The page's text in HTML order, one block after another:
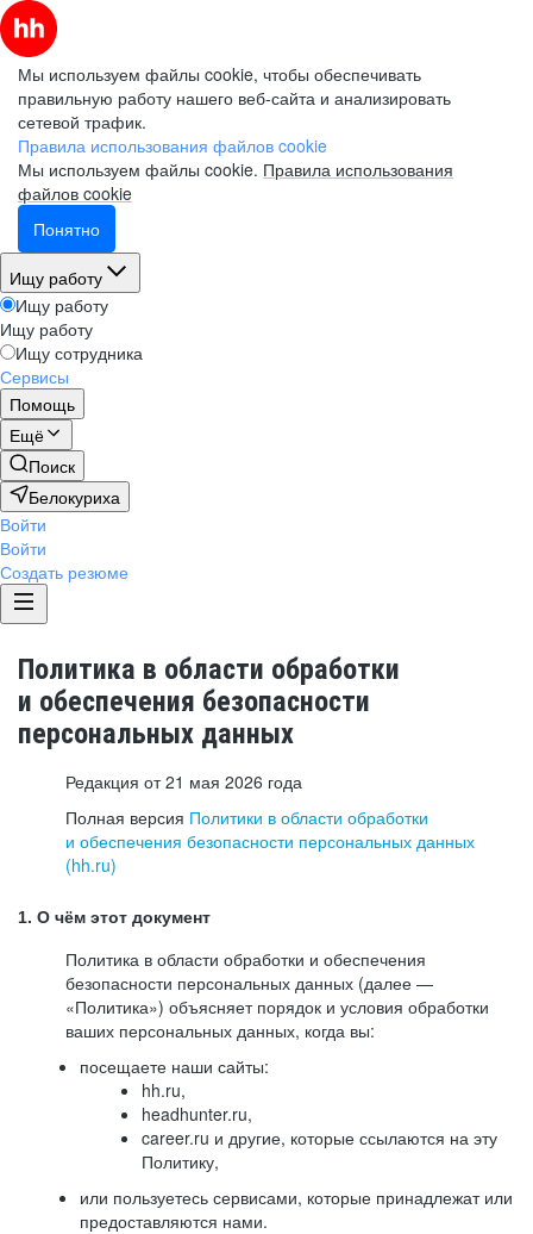
Мы используем файлы cookie, чтобы обеспечивать
правильную работу нашего веб-сайта и анализировать
сетевой трафик.
Правила использования файлов cookie
Мы используем файлы cookie. Правила использования
файлов cookie
Понятно
Ищу работу
Ищу работу
Ищу работу
Ищу сотрудника
Сервисы
Помощь
Ещё
Поиск
Белокуриха
Войти
Войти
Создать резюме
Политика в области обработки
и обеспечения безопасности
персональных данных
Редакция от 21 мая 2026 года
Полная версия Политики в области обработки
и обеспечения безопасности персональных данных
(hh.ru)
1. О чём этот документ
Политика в области обработки и обеспечения
безопасности персональных данных (далее —
«Политика») объясняет порядок и условия обработки
ваших персональных данных, когда вы:
посещаете наши сайты:
hh.ru,
headhunter.ru,
career.ru и другие, которые ссылаются на эту
Политику,
или пользуетесь сервисами, которые принадлежат или
предоставляются нами.